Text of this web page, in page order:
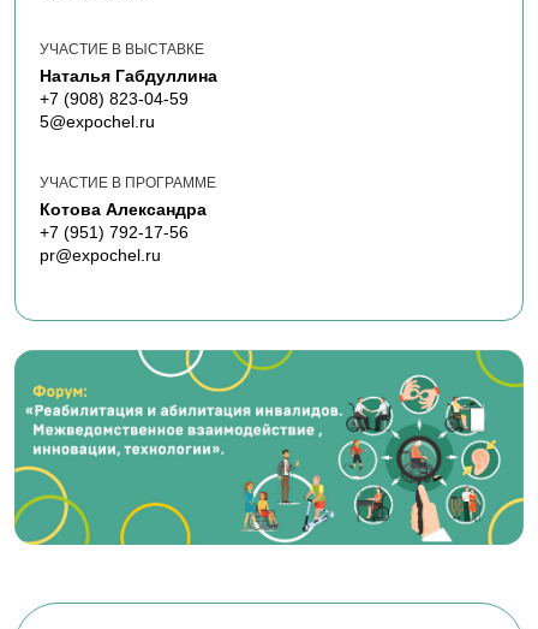
УЧАСТИЕ В ВЫСТАВКЕ
Наталья Габдуллина
+7 (908) 823-04-59
5@expochel.ru
УЧАСТИЕ В ПРОГРАММЕ
Котова Александра
+7 (951) 792-17-56
pr@expochel.ru